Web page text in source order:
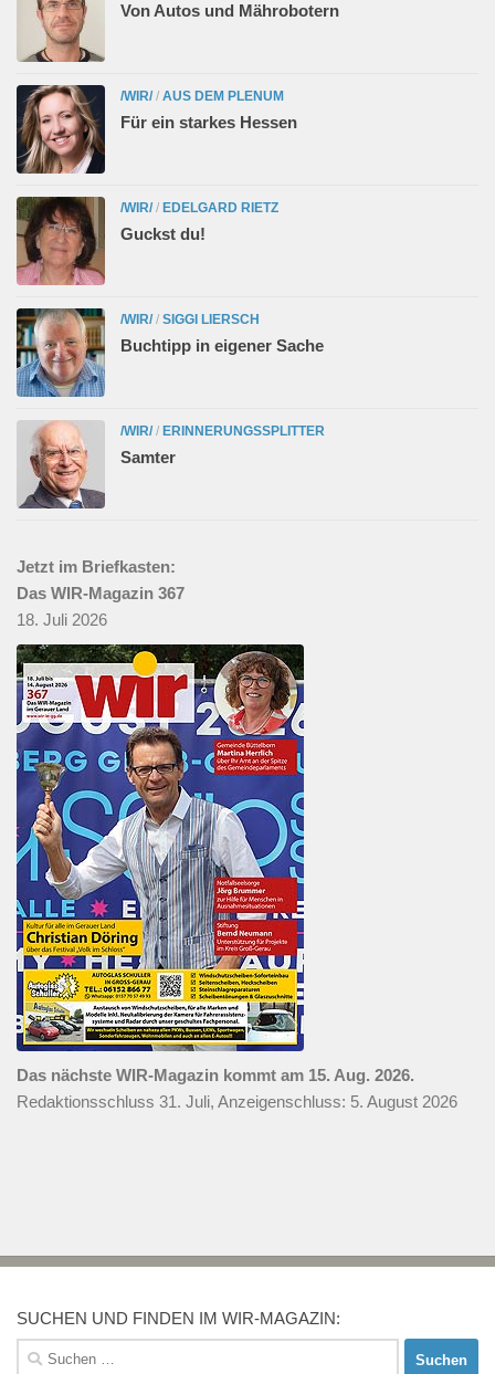
Von Autos und Mährobotern
/WIR/ / AUS DEM PLENUM
Für ein starkes Hessen
/WIR/ / EDELGARD RIETZ
Guckst du!
/WIR/ / SIGGI LIERSCH
Buchtipp in eigener Sache
/WIR/ / ERINNERUNGSSPLITTER
Samter
Jetzt im Briefkasten:
Das WIR-Magazin 367
18. Juli 2026
Das nächste WIR-Magazin kommt am 15. Aug. 2026.
Redaktionsschluss 31. Juli, Anzeigenschluss: 5. August 2026
SUCHEN UND FINDEN IM WIR-MAGAZIN:
Suchen